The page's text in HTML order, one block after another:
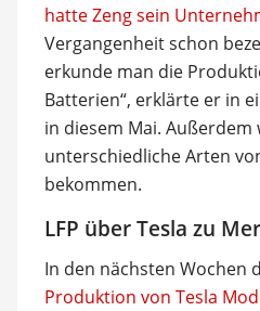
hatte Zeng sein
Vergangenheit schon
erkunde man die
Batterien“, erklärte er in
in diesem Mai. Außerdem
unterschiedliche Arten
bekommen.
LFP über Tesla zu
In den nächsten Wochen
Produktion von Tesla